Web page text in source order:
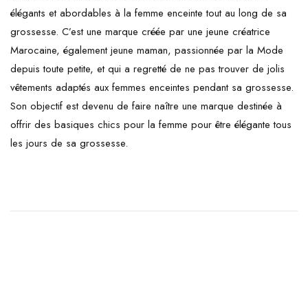
élégants et abordables à la femme enceinte tout au long de sa
grossesse. C’est une marque créée par une jeune créatrice
Marocaine, également jeune maman, passionnée par la Mode
depuis toute petite, et qui a regretté de ne pas trouver de jolis
vêtements adaptés aux femmes enceintes pendant sa grossesse.
Son objectif est devenu de faire naître une marque destinée à
offrir des basiques chics pour la femme pour être élégante tous
les jours de sa grossesse.